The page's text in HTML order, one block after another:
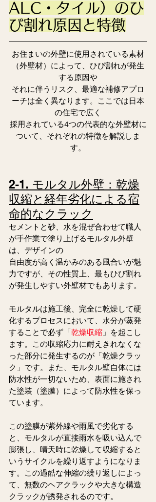
ALC・タイル）のひ
び割れ原因と特徴
お住まいの外壁に使用されている素材
（外壁材）によって、ひび割れが発生
する原因や
それに伴うリスク、最適な補修アプロ
ーチは全く異なります。ここでは日本
の住宅で広く
採用されている4つの代表的な外壁材に
ついて、それぞれの特徴を解説しま
す。
2-1. モルタル外壁：乾燥
収縮と経年劣化による宿
命的なクラック
セメントと砂、水を混ぜ合わせて職人
が手作業で塗り上げるモルタル外壁
は、デザインの
自由度が高く温かみのある風合いが魅
力ですが、その性質上、最もひび割れ
が発生しやすい外壁材でもあります。
モルタルは施工後、完全に乾燥して硬
化するプロセスにおいて、水分が蒸発
することで必ず「乾燥収縮 」を起こし
ます。この収縮応力に耐えきれなくな
った部分に発生するのが「乾燥クラッ
ク」です。また、モルタル壁自体には
防水性が一切ないため、表面に施され
た塗装（塗膜）によって防水性を保っ
ています。
この塗膜が紫外線や雨風で劣化する
と、モルタルが直接雨水を吸い込んで
膨張し、晴天時に乾燥して収縮すると
いうサイクルを繰り返すようになりま
す。この過酷な伸縮の繰り返しによっ
て、無数のヘアクラックや大きな構造
クラックが誘発されるのです。